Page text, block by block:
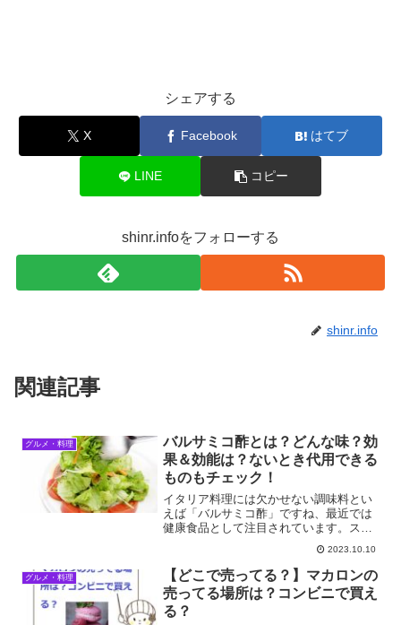
シェアする
X Facebook はてブ
LINE コピー
shinr.infoをフォローする
shinr.info
関連記事
グルメ・料理
バルサミコ酢とは？どんな味？効
果＆効能は？ないとき代用できる
ものもチェック！
イタリア料理には欠かせない調味料とい
えば「バルサミコ酢」ですね、最近では
健康食品として注目されています。スー
パーなどに置かれていることも多く、手
軽に購入することができるようになりま
した。今回はバルサミコ酢が持つ健康効
果や、使い方、ないときの...
2023.10.10
グルメ・料理
【どこで売ってる？】マカロンの
売ってる場所は？コンビニで買え
る？